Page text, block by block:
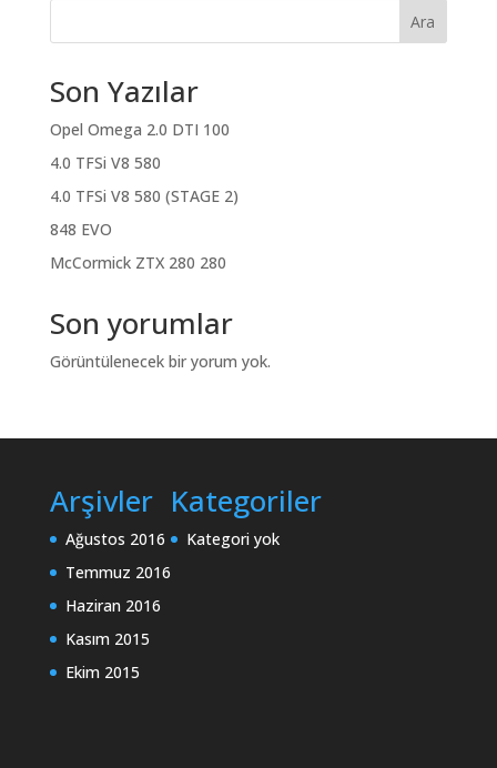
Ara
Son Yazılar
Opel Omega 2.0 DTI 100
4.0 TFSi V8 580
4.0 TFSi V8 580 (STAGE 2)
848 EVO
McCormick ZTX 280 280
Son yorumlar
Görüntülenecek bir yorum yok.
Arşivler
Ağustos 2016
Temmuz 2016
Haziran 2016
Kasım 2015
Ekim 2015
Kategoriler
Kategori yok